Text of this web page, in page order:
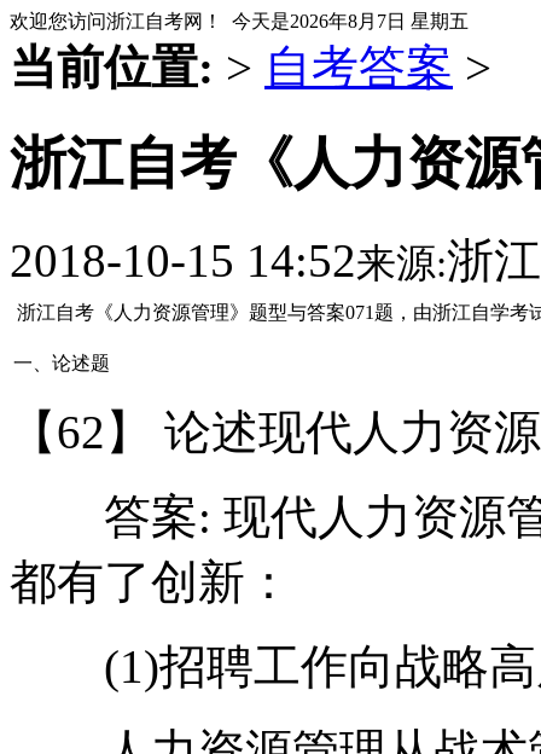
欢迎您访问浙江自考网！ 今天是2026年8月7日 星期五
当前位置: > 自考答案 >
浙江自考《人力资源
2018-10-15 14:52来源:浙
浙江自考《人力资源管理》题型与答案071题，由浙江自学考
一、论述题
【62】 论述现代人力资
答案: 现代人力资源管
都有了创新：
(1)招聘工作向战略高